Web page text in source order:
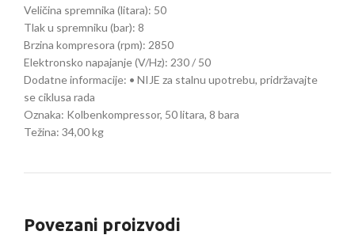
Veličina spremnika (litara): 50
Tlak u spremniku (bar): 8
Brzina kompresora (rpm): 2850
Elektronsko napajanje (V/Hz): 230 / 50
Dodatne informacije: • NIJE za stalnu upotrebu, pridržavajte
se ciklusa rada
Oznaka: Kolbenkompressor, 50 litara, 8 bara
Težina: 34,00 kg
Povezani proizvodi